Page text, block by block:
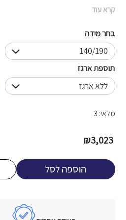
קרא עוד
בחר מידה
תוספת ארגז
3,023
₪
מלאי: 3
הוספה לסל